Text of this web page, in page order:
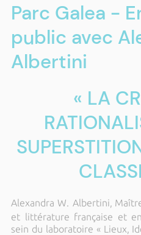
Parc Galea -
public avec
Albertini
« LA
Alexandra W. Albertini,
et littérature française et
sein du laboratoire « Lieux,